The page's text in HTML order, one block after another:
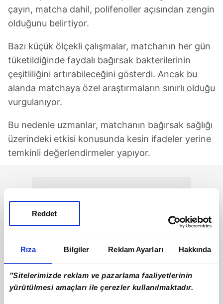
Rıza Bilgiler Reklam Ayarları Hakkında
"Sitelerimizde reklam ve pazarlama faaliyetlerinin
yürütülmesi amaçları ile çerezler kullanılmaktadır.
Reddet
çayın, matcha dahil, polifenoller açısından zengin
olduğunu belirtiyor.
Bazı küçük ölçekli çalışmalar, matchanın her gün
tüketildiğinde faydalı bağırsak bakterilerinin
çeşitliliğini artırabileceğini gösterdi. Ancak bu
alanda matchaya özel araştırmaların sınırlı olduğu
vurgulanıyor.
Bu nedenle uzmanlar, matchanın bağırsak sağlığı
üzerindeki etkisi konusunda kesin ifadeler yerine
temkinli değerlendirmeler yapıyor.